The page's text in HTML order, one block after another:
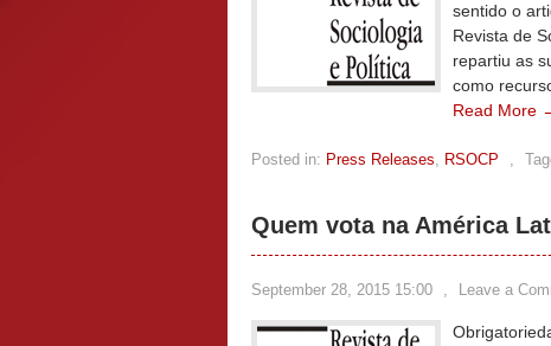
sentido o
Revista de
repartiu as
como
Read More
Posted in: Press Releases, RSOCP ,
Quem vota na América
September 28, 2015 15:00 , Leave a